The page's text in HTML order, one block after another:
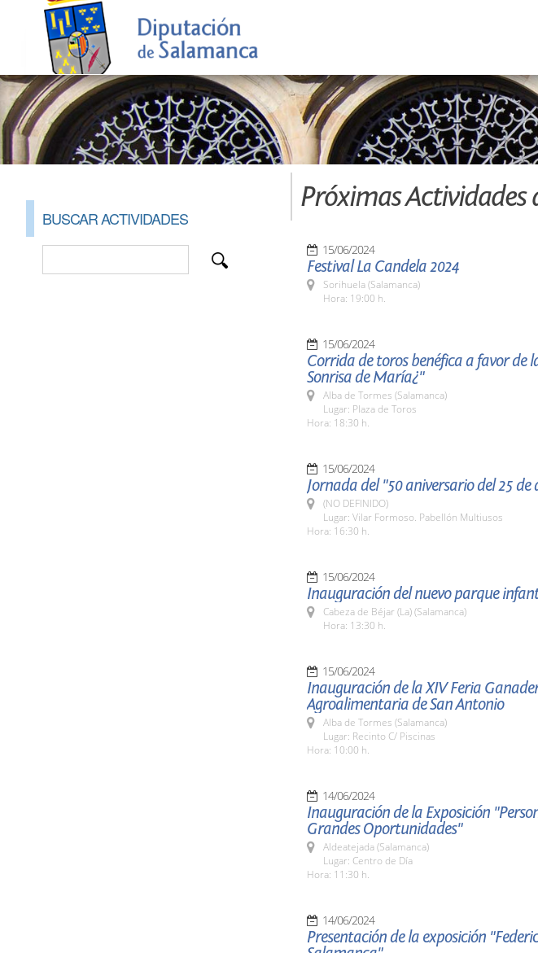
BUSCAR ACTIVIDADES
Próximas
15/06/2024
Festival La Candela 2024
Sorihuela (Salamanca)
Hora: 19:00 h.
15/06/2024
Corrida de toros benéfica a favor de
Sonrisa de María¿"
Alba de Tormes (Salamanca)
Lugar: Plaza de Toros
Hora: 18:30 h.
15/06/2024
Jornada del "50 aniversario del 25 de
(NO DEFINIDO)
Lugar: Vilar Formoso. Pabellón Multiusos
Hora: 16:30 h.
15/06/2024
Inauguración del nuevo parque
Cabeza de Béjar (La) (Salamanca)
Hora: 13:30 h.
15/06/2024
Inauguración de la XIV Feria
Agroalimentaria de San Antonio
Alba de Tormes (Salamanca)
Lugar: Recinto C/ Piscinas
Hora: 10:00 h.
14/06/2024
Inauguración de la Exposición
Grandes Oportunidades"
Aldeatejada (Salamanca)
Lugar: Centro de Día
Hora: 11:30 h.
14/06/2024
Presentación de la exposición